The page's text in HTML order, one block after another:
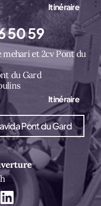
Itinéraire
50 59
et 2cv Pont du
du Gard
Itinéraire
Pont du Gard